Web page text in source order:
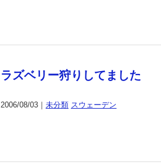
ラズベリー狩りしてました
2006/08/03｜ 未分類 スウェーデン